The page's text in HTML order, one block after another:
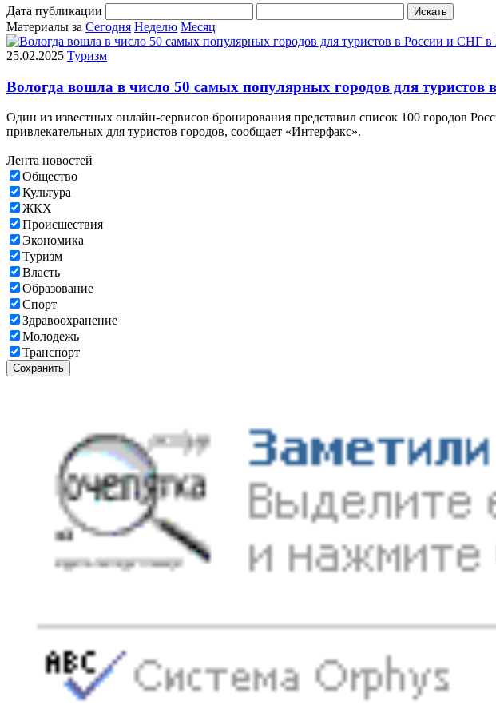
Дата публикации Искать
Материалы за Сегодня Неделю Месяц
25.02.2025 Туризм
Вологда вошла в число 50 самых популярных городов для туристов
Один из известных онлайн-сервисов бронирования представил список 100 городов
привлекательных для туристов городов, сообщает «Интерфакс».
Лента новостей
Общество
Культура
ЖКХ
Происшествия
Экономика
Туризм
Власть
Образование
Спорт
Здравоохранение
Молодежь
Транспорт
Сохранить